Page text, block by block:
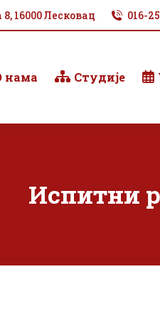
16000 Лесковац 016-
нама Студије
Испитни